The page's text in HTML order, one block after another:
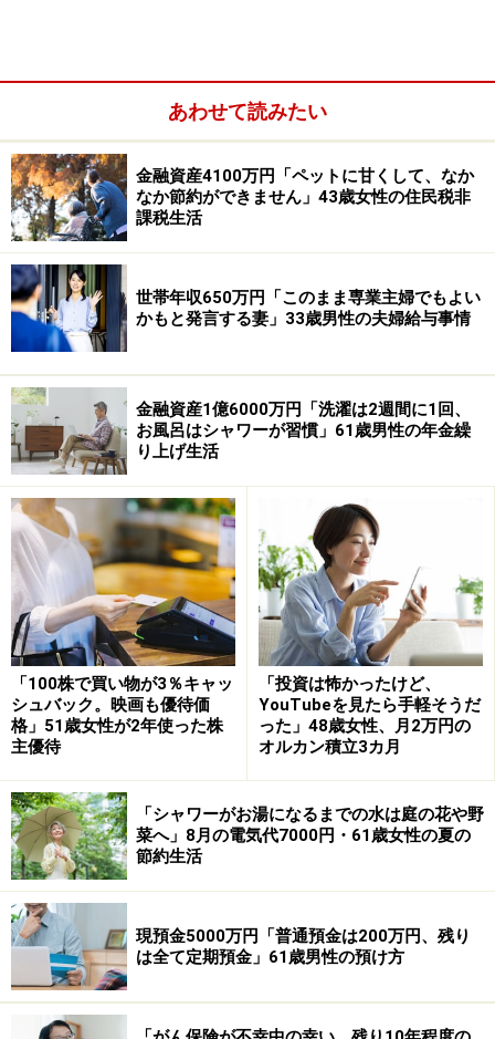
「行ってよかったシニアの旅先は韓国・済
現役引退後は「1年に1回程度、夫婦ふたり旅」をするこ
とが多いという今回の投稿者。
シニアになって行ってよかった旅先は、「2023年7月に
妻」と訪れた「2泊の済州島」旅行だそう。
この旅行が「海外では初めてのフリー旅行」だったこと
もあり印象に残っているそうで、「今まで海外へはツア
ーでしか行ったことがありませんでしたが、初めて自分
で飛行機やホテルを予約して旅をしました。言葉も翻訳
機があったおかげで楽しい旅行ができました。また挑戦
してみたい」と振り返ります。
旅行にかかった費用については「飛行機代とホテル代は
今までの海外旅行で貯めたマイルで支払いました。その
ほか食事代で3万円、交通費6000円、観光の為のタクシ
ーチャーター費3万8000円、お土産代その他で1万円」と
あり、手出しは総額8万4000円ほどとなったようです。
「タクシー運転手とのコミュニケーション
あわせて読みたい
金融資産4100万円「ペットに甘くして、なか
なか節約ができません」43歳女性の住民税非
課税生活
世帯年収650万円「このまま専業主婦でもよい
かもと発言する妻」33歳男性の夫婦給与事情
金融資産1億6000万円「洗濯は2週間に1回、
お風呂はシャワーが習慣」61歳男性の年金繰
り上げ生活
「100株で買い物が3％キャッ
シュバック。映画も優待価
格」51歳女性が2年使った株
主優待
「投資は怖かったけど、
YouTubeを見たら手軽そうだ
った」48歳女性、月2万円の
オルカン積立3カ月
「シャワーがお湯になるまでの水は庭の花や野
菜へ」8月の電気代7000円・61歳女性の夏の
節約生活
現預金5000万円「普通預金は200万円、残り
は全て定期預金」61歳男性の預け方